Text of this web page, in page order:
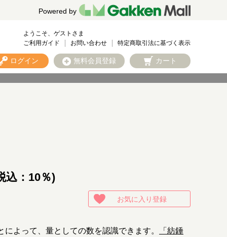
Powered by
ようこそ、ゲストさま
ご利用ガイド
お問い合わせ 特定商取引法に基づく表示
ログイン 無料会員登録 カート
込：10％)
お気に入り登録
よって、量としての数を認識できます。
「紡錘